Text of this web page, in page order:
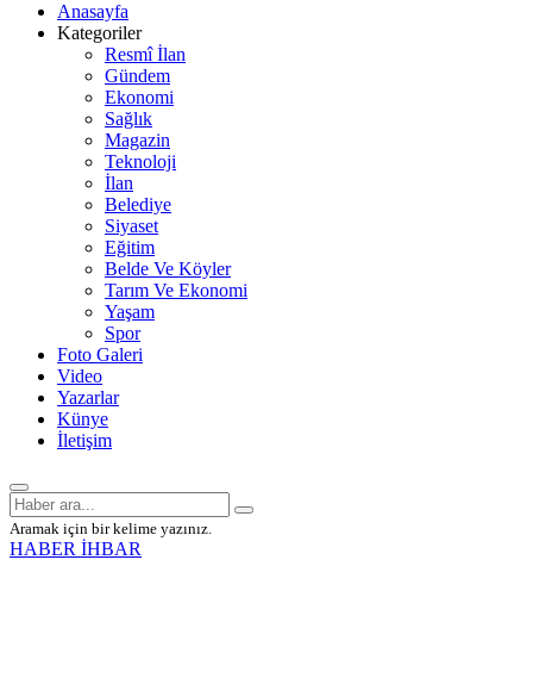
Anasayfa
Kategoriler
Resmî İlan
Gündem
Ekonomi
Sağlık
Magazin
Teknoloji
İlan
Belediye
Siyaset
Eğitim
Belde Ve Köyler
Tarım Ve Ekonomi
Yaşam
Spor
Foto Galeri
Video
Yazarlar
Künye
İletişim
Aramak için bir kelime yazınız.
HABER İHBAR